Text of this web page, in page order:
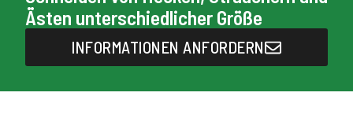
Ästen unterschiedlicher Größe
INFORMATIONEN ANFORDERN